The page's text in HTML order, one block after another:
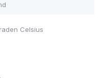
Celsius